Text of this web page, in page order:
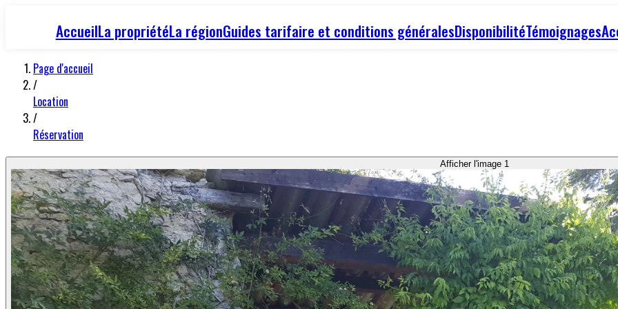
AccueilLa propriétéLa régionGuides tarifaire et conditions généralesDisponibilitéTémoignages
Page d'accueil
/
Location
/
Réservation
Afficher l'image 1